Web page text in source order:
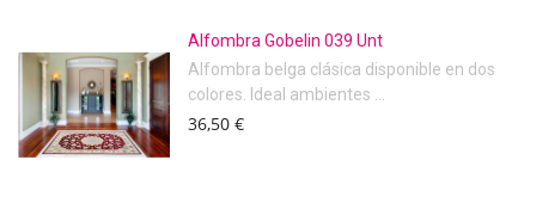
Alfombra Gobelin 039 Unt
Alfombra belga clásica disponible en dos
colores. Ideal ambientes ...
36,50 €